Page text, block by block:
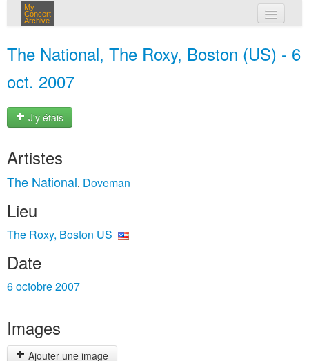
My
Concert
Archive
The National, The Roxy, Boston (US) - 6
oct. 2007
J'y étais
Artistes
The National, Doveman
Lieu
The Roxy, Boston US
Date
6 octobre 2007
Images
Ajouter une image